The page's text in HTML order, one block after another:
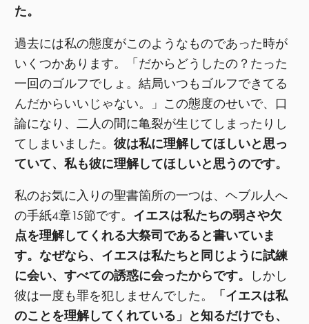
た。
過去には私の態度がこのようなものであった時が
いくつかあります。「だからどうしたの？たった
一回のゴルフでしょ。結局いつもゴルフできてる
んだからいいじゃない。」この態度のせいで、口
論になり、二人の間に亀裂が生じてしまったりし
てしまいました。彼は私に理解してほしいと思っ
ていて、私も彼に理解してほしいと思うのです。
私のお気に入りの聖書箇所の一つは、ヘブル人へ
の手紙4章15節です。 イエスは私たちの弱さや欠
点を理解してくれる大祭司であると書いていま
す。なぜなら、イエスは私たちと同じように試練
に会い、すべての誘惑に会ったからです。
しかし
彼は一度も罪を犯しませんでした。
「イエスは私
のことを理解してくれている」と知るだけでも、